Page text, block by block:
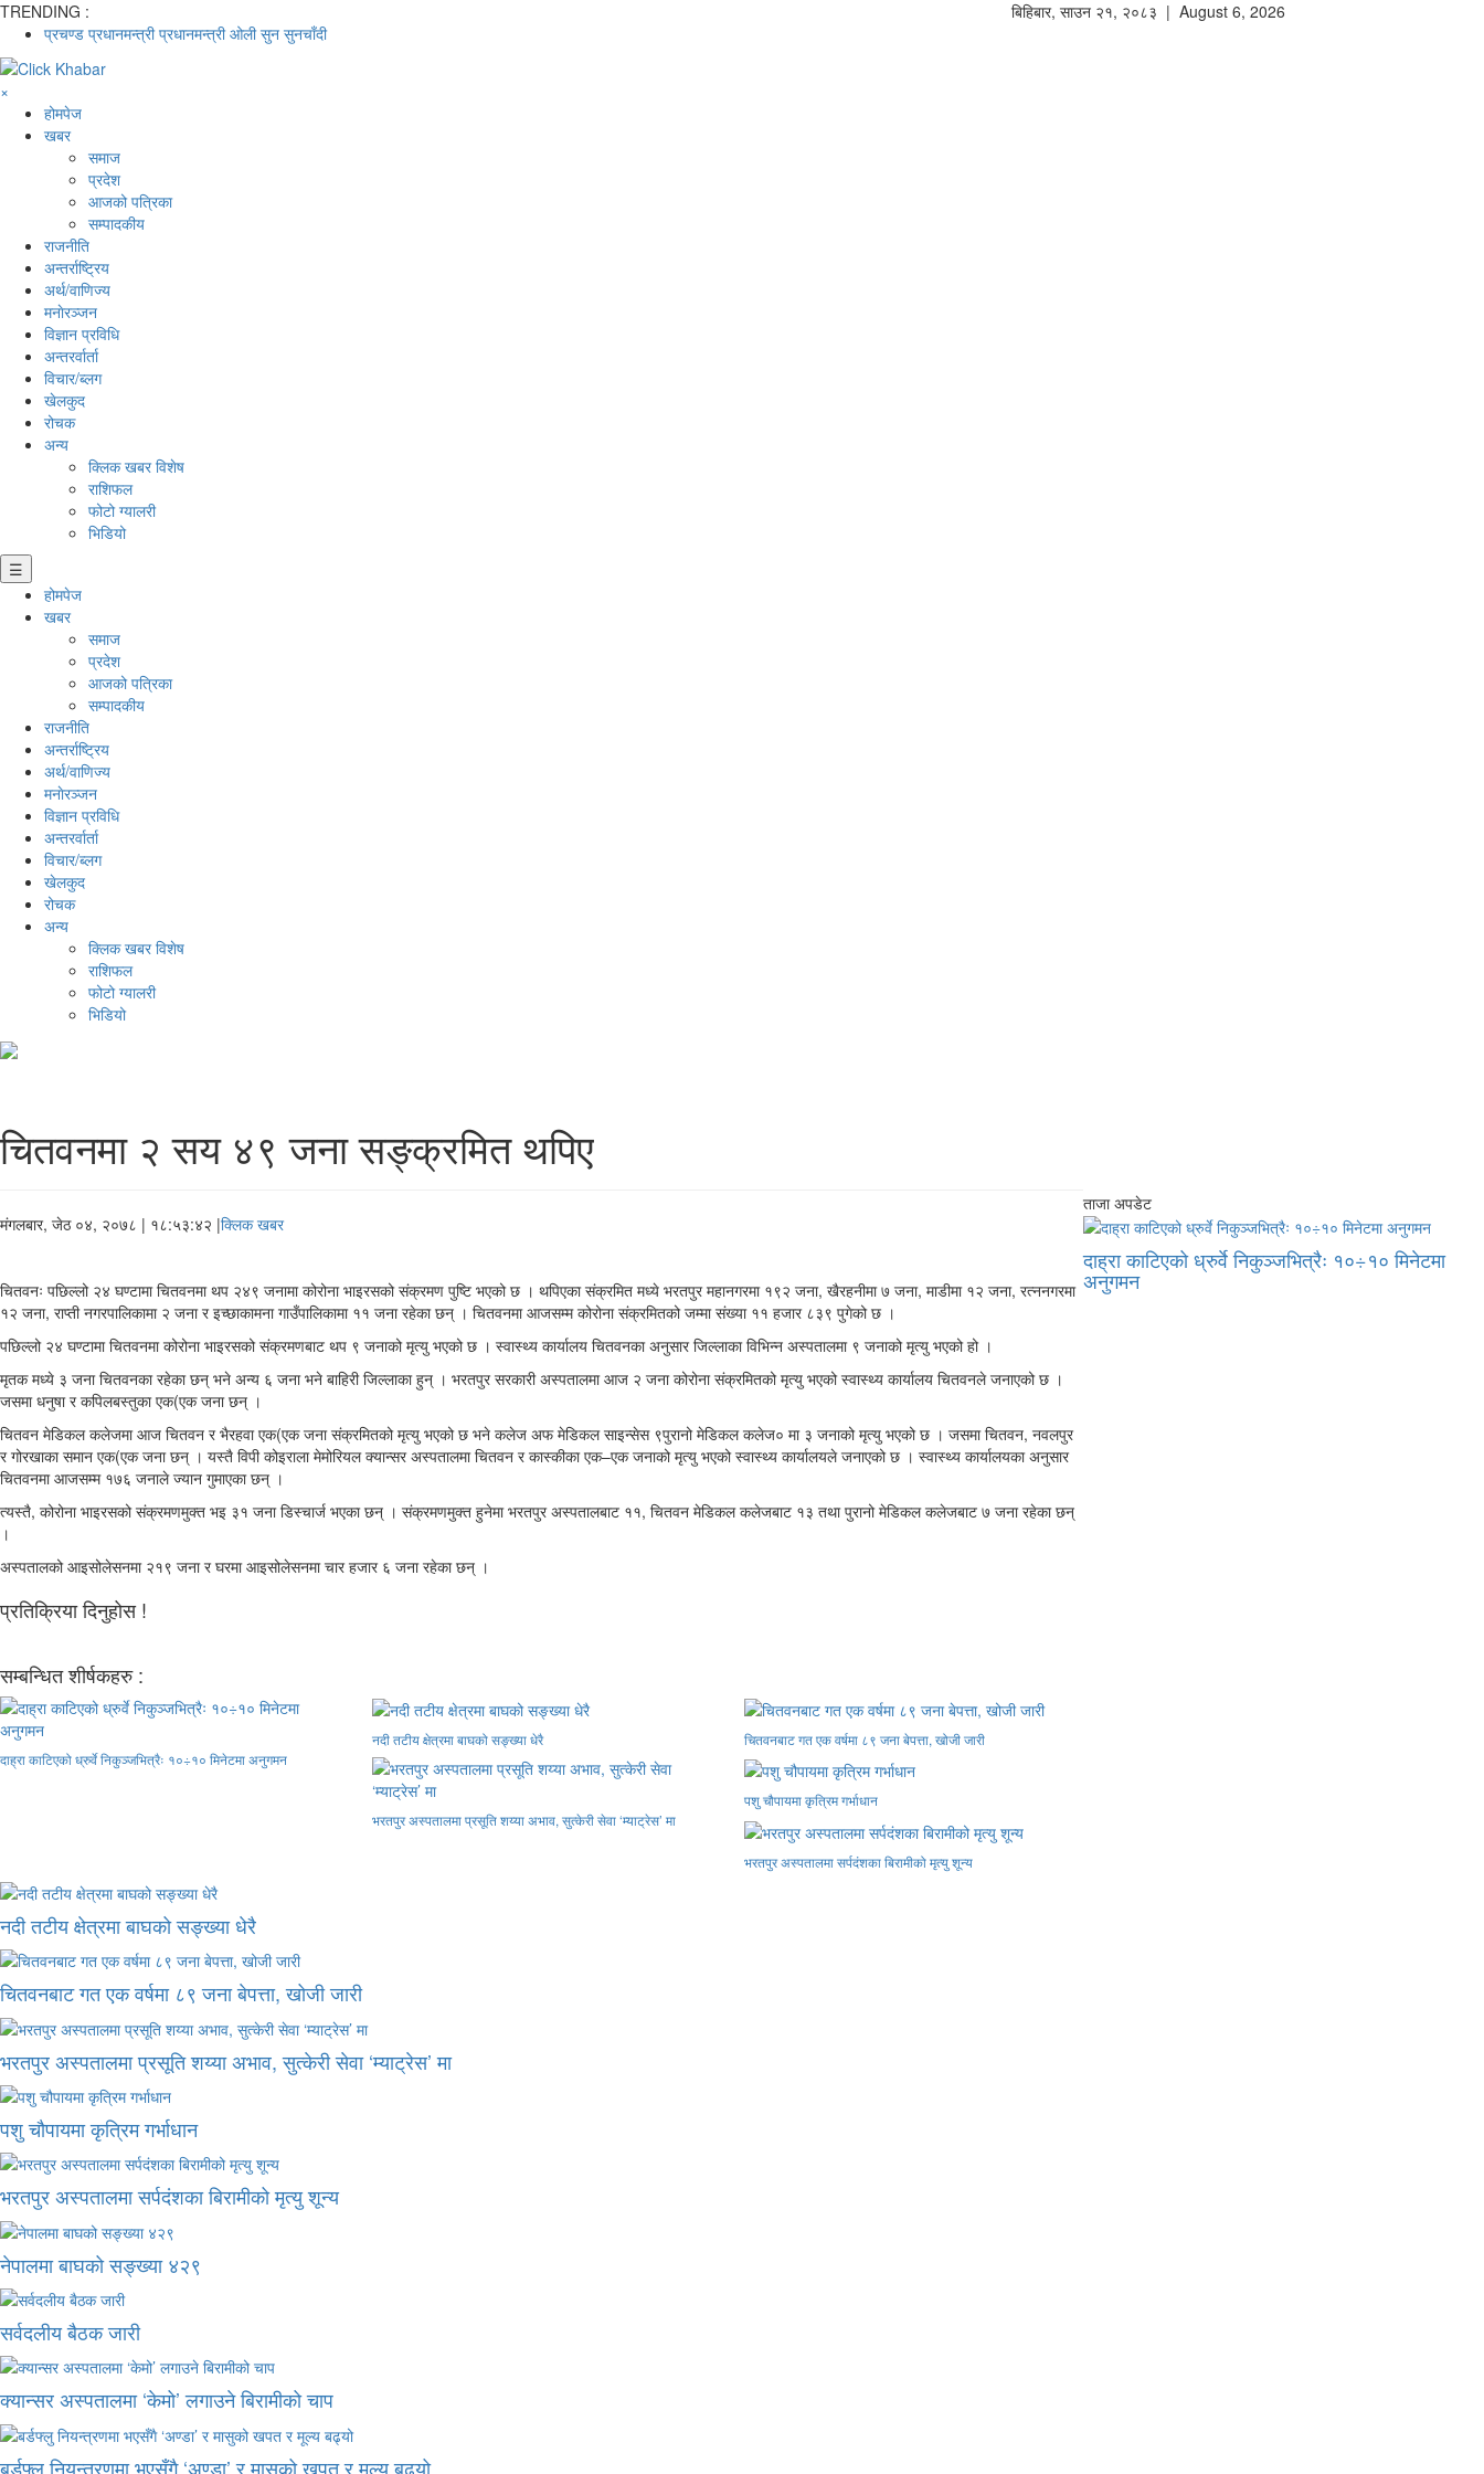
TRENDING :
प्रचण्ड प्रधानमन्त्री प्रधानमन्त्री ओली सुन सुनचाँदी
बिहिबार, साउन २१, २०८३ | August 6, 2026
×
होमपेज
खबर
समाज
प्रदेश
आजको पत्रिका
सम्पादकीय
राजनीति
अन्तर्राष्ट्रिय
अर्थ/वाणिज्य
मनाेरञ्जन
विज्ञान प्रविधि
अन्तरर्वार्ता
विचार/ब्लग
खेलकुद
रोचक
अन्य
क्लिक खबर विशेष
राशिफल
फोटो ग्यालरी
भिडियो
☰
होमपेज
खबर
समाज
प्रदेश
आजको पत्रिका
सम्पादकीय
राजनीति
अन्तर्राष्ट्रिय
अर्थ/वाणिज्य
मनाेरञ्जन
विज्ञान प्रविधि
अन्तरर्वार्ता
विचार/ब्लग
खेलकुद
रोचक
अन्य
क्लिक खबर विशेष
राशिफल
फोटो ग्यालरी
भिडियो
चितवनमा २ सय ४९ जना सङ्क्रमित थपिए
मंगलबार, जेठ ०४, २०७८ | १८:५३:४२ |क्लिक खबर
चितवनः पछिल्लो २४ घण्टामा चितवनमा थप २४९ जनामा कोरोना भाइरसको संक्रमण पुष्टि भएको छ । थपिएका संक्रमित मध्ये भरतपुर महानगरमा १९२ जना, खैरहनीमा ७ जना, माडीमा १२ जना, रत्ननगरमा
१२ जना, राप्ती नगरपालिकामा २ जना र इच्छाकामना गाउँपालिकामा ११ जना रहेका छन् । चितवनमा आजसम्म कोरोना संक्रमितको जम्मा संख्या ११ हजार ८३९ पुगेको छ ।
पछिल्लो २४ घण्टामा चितवनमा कोरोना भाइरसको संक्रमणबाट थप ९ जनाको मृत्यु भएको छ । स्वास्थ्य कार्यालय चितवनका अनुसार जिल्लाका विभिन्न अस्पतालमा ९ जनाको मृत्यु भएको हो ।
मृतक मध्ये ३ जना चितवनका रहेका छन् भने अन्य ६ जना भने बाहिरी जिल्लाका हुन् । भरतपुर सरकारी अस्पतालमा आज २ जना कोरोना संक्रमितको मृत्यु भएको स्वास्थ्य कार्यालय चितवनले जनाएको छ ।
जसमा धनुषा र कपिलबस्तुका एक(एक जना छन् ।
चितवन मेडिकल कलेजमा आज चितवन र भैरहवा एक(एक जना संक्रमितको मृत्यु भएको छ भने कलेज अफ मेडिकल साइन्सेस ९पुरानो मेडिकल कलेज० मा ३ जनाको मृत्यु भएको छ । जसमा चितवन, नवलपुर
र गोरखाका समान एक(एक जना छन् । यस्तै विपी कोइराला मेमोरियल क्यान्सर अस्पतालमा चितवन र कास्कीका एक–एक जनाको मृत्यु भएको स्वास्थ्य कार्यालयले जनाएको छ । स्वास्थ्य कार्यालयका अनुसार
चितवनमा आजसम्म १७६ जनाले ज्यान गुमाएका छन् ।
त्यस्तै, कोरोना भाइरसको संक्रमणमुक्त भइ ३१ जना डिस्चार्ज भएका छन् । संक्रमणमुक्त हुनेमा भरतपुर अस्पतालबाट ११, चितवन मेडिकल कलेजबाट १३ तथा पुरानो मेडिकल कलेजबाट ७ जना रहेका छन्
।
अस्पतालको आइसोलेसनमा २१९ जना र घरमा आइसोलेसनमा चार हजार ६ जना रहेका छन् ।
प्रतिक्रिया दिनुहोस !
सम्बन्धित शीर्षकहरु :
दाह्रा काटिएको ध्रुर्वे निकुञ्जभित्रैः १०÷१० मिनेटमा अनुगमन
नदी तटीय क्षेत्रमा बाघको सङ्ख्या धेरै चितवनबाट गत एक वर्षमा ८९ जना बेपत्ता, खोजी जारी
भरतपुर अस्पतालमा प्रसूति शय्या अभाव, सुत्केरी सेवा ‘म्याट्रेस’ मा
पशु चौपायमा कृत्रिम गर्भाधान
भरतपुर अस्पतालमा सर्पदंशका बिरामीको मृत्यु शून्य
ताजा अपडेट
दाह्रा काटिएको ध्रुर्वे निकुञ्जभित्रैः १०÷१० मिनेटमा
अनुगमन
नदी तटीय क्षेत्रमा बाघको सङ्ख्या धेरै
चितवनबाट गत एक वर्षमा ८९ जना बेपत्ता, खोजी जारी
भरतपुर अस्पतालमा प्रसूति शय्या अभाव, सुत्केरी सेवा ‘म्याट्रेस’ मा
पशु चौपायमा कृत्रिम गर्भाधान
भरतपुर अस्पतालमा सर्पदंशका बिरामीको मृत्यु शून्य
नेपालमा बाघको सङ्ख्या ४२९
सर्वदलीय बैठक जारी
क्यान्सर अस्पतालमा ‘केमो’ लगाउने बिरामीको चाप
बर्डफ्लु नियन्त्रणमा भएसँगै ‘अण्डा’ र मासुको खपत र मूल्य बढ्यो